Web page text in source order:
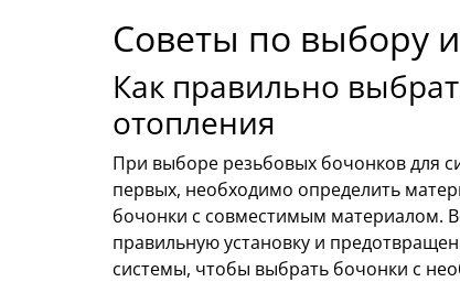
Советы по выбору
Как правильно
отопления
При выборе резьбовых бочонков для
первых, необходимо определить
бочонки с совместимым материалом.
правильную установку и
системы, чтобы выбрать бочонки с